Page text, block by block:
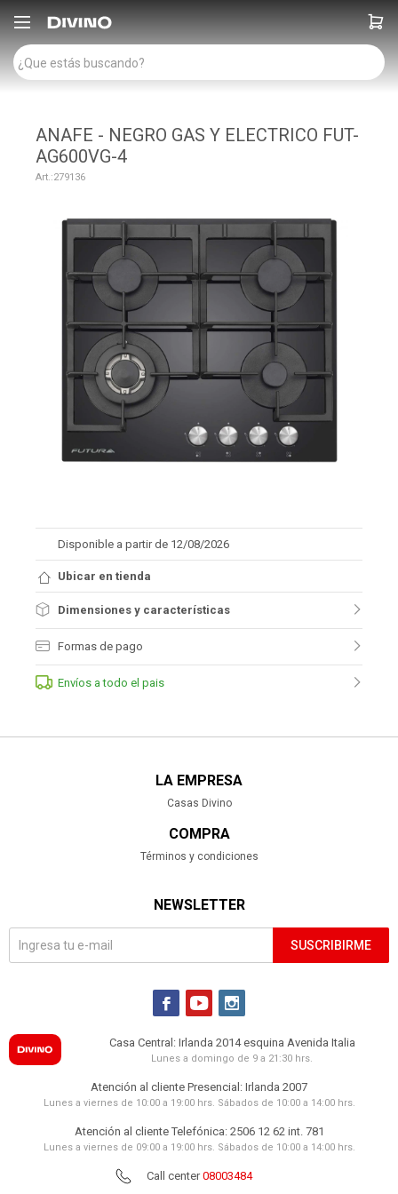

ANAFE - NEGRO GAS Y ELECTRICO FUT-
AG600VG-4
279136
Disponible a partir de 12/08/2026
Ubicar en tienda
Dimensiones y características
Formas de pago
Envíos a todo el pais
LA EMPRESA
Casas Divino
COMPRA
Términos y condiciones
NEWSLETTER
SUSCRIBIRME
  
Casa Central: Irlanda 2014 esquina Avenida Italia
Lunes a domingo de 9 a 21:30 hrs.
Atención al cliente Presencial: Irlanda 2007
Lunes a viernes de 10:00 a 19:00 hrs. Sábados de 10:00 a 14:00 hrs.
Atención al cliente Telefónica: 2506 12 62 int. 781
Lunes a viernes de 09:00 a 19:00 hrs. Sábados de 10:00 a 14:00 hrs.
Call center08003484